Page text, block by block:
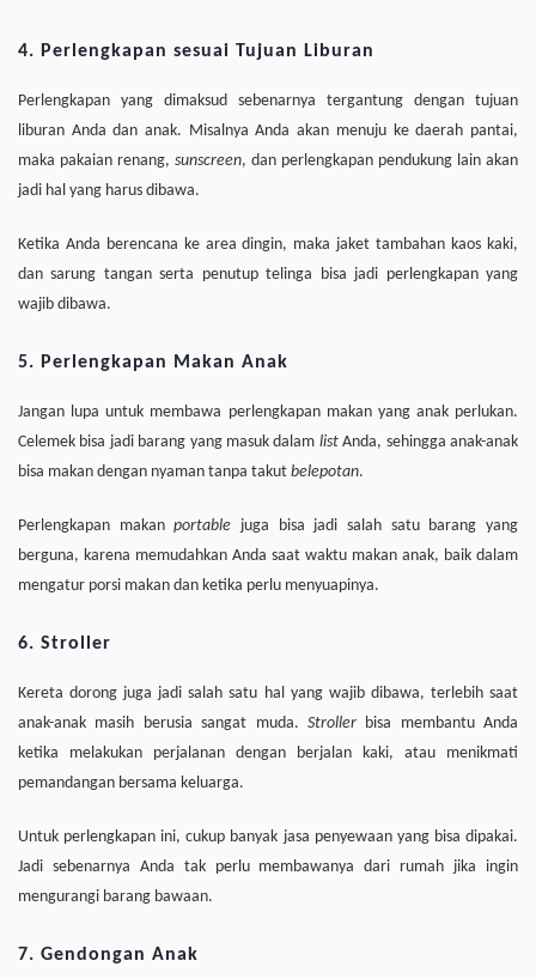
4. Perlengkapan sesuai Tujuan Liburan
Perlengkapan yang dimaksud sebenarnya tergantung dengan tujuan
liburan Anda dan anak. Misalnya Anda akan menuju ke daerah pantai,
maka pakaian renang, sunscreen, dan perlengkapan pendukung lain akan
jadi hal yang harus dibawa.
Ketika Anda berencana ke area dingin, maka jaket tambahan kaos kaki,
dan sarung tangan serta penutup telinga bisa jadi perlengkapan yang
wajib dibawa.
5. Perlengkapan Makan Anak
Jangan lupa untuk membawa perlengkapan makan yang anak perlukan.
Celemek bisa jadi barang yang masuk dalam listAnda, sehingga anak-anak
bisa makan dengan nyaman tanpa takut belepotan.
Perlengkapan makanportable juga bisa jadi salah satu barang yang
berguna, karena memudahkan Anda saat waktu makan anak, baik dalam
mengatur porsi makan dan ketika perlu menyuapinya.
6. Stroller
Kereta dorong juga jadi salah satu hal yang wajib dibawa, terlebih saat
anak-anak masih berusia sangat muda. Strollerbisa membantu Anda
ketika melakukan perjalanan dengan berjalan kaki, atau menikmati
pemandangan bersama keluarga.
Untuk perlengkapan ini, cukup banyak jasa penyewaan yang bisa dipakai.
Jadi sebenarnya Anda tak perlu membawanya dari rumah jika ingin
mengurangi barang bawaan.
7. Gendongan Anak